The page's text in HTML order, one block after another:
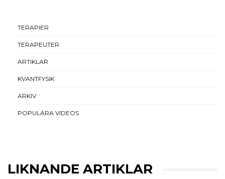
TERAPIER
TERAPEUTER
ARTIKLAR
KVANTFYSIK
ARKIV
POPULÄRA VIDEOS
LIKNANDE ARTIKLAR